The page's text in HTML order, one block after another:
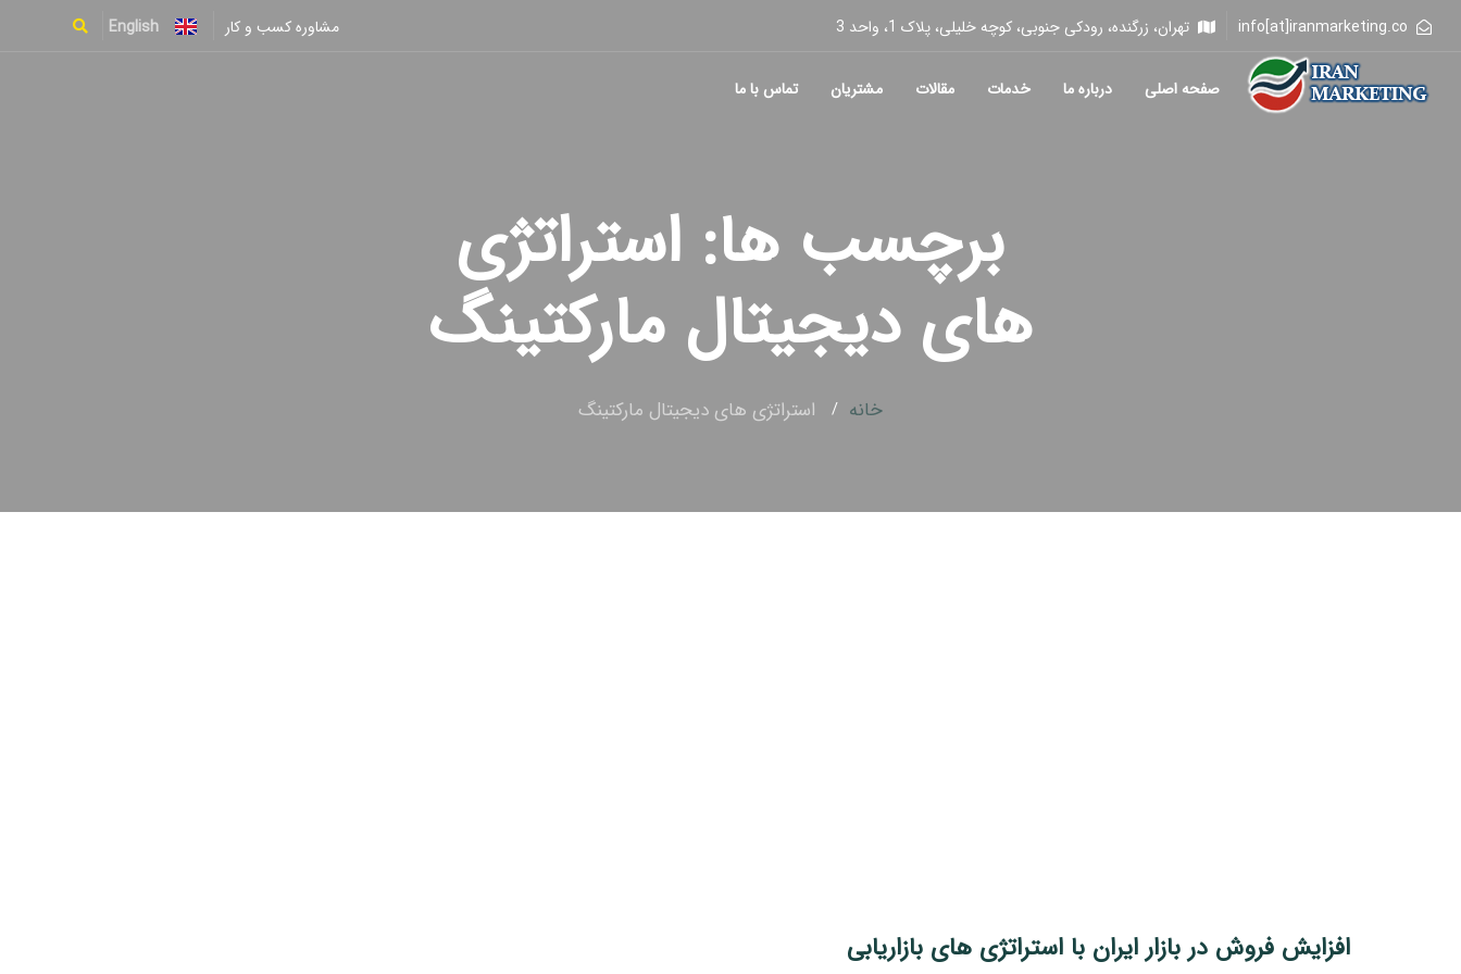
info[at]iranmarketing.co تهران، زرگنده، رودکی جنوبی، کوچه خلیلی، پلاک 1، واحد 3 مشاوره کسب و کار English
صفحه اصلی درباره ما خدمات مقالات مشتریان تماس با ما
برچسب ها: استراتژی
های دیجیتال مارکتینگ
خانه استراتژی های دیجیتال مارکتینگ
افزایش فروش در بازار ایران با استراتژی های بازاریابی